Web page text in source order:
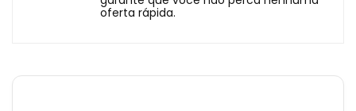
oferta rápida.